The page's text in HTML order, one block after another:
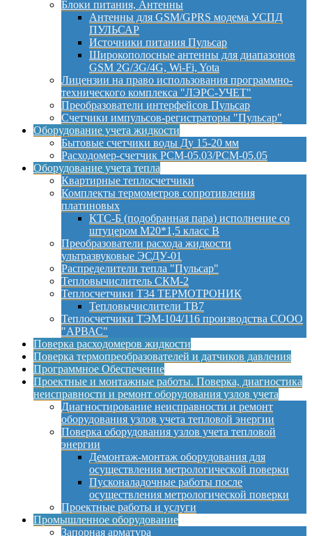
Блоки питания, Антенны
Антенны для GSM/GPRS модема УСПД
ПУЛЬСАР
Источники питания Пульсар
Широкополосные антенны для диапазонов
GSM 2G/3G/4G, Wi-Fi, Yota
Лицензии на право использования программно-
технического комплекса "ЛЭРС-УЧЕТ"
Преобразователи интерфейсов Пульсар
Счетчики импульсов-регистраторы "Пульсар"
Оборудование учета жидкости
Бытовые счетчики воды Ду 15-20 мм
Расходомер-счетчик РСМ-05.03/РСМ-05.05
Оборудование учета тепла
Квартирные теплосчетчики
Комплекты термометров сопротивления
платиновых
КТС-Б (подобранная пара) исполнение со
штуцером М20*1,5 класс B
Преобразователи расхода жидкости
ультразвуковые ЭСДУ-01
Распределители тепла "Пульсар"
Тепловычислитель СКМ-2
Теплосчетчики Т34 ТЕРМОТРОНИК
Тепловычислители ТВ7
Теплосчетчики ТЭМ-104/116 производства СООО
"АРВАС"
Поверка расходомеров жидкости
Поверка термопреобразователей и датчиков давления
Программное Обеспечение
Проектные и монтажные работы. Поверка, диагностика
неисправности и ремонт оборудования узлов учета
Диагностирование неисправности и ремонт
оборудования узлов учета тепловой энергии
Поверка оборудования узлов учета тепловой
энергии
Демонтаж-монтаж оборудования для
осуществления метрологической поверки
Пусконаладочные работы после
осуществления метрологической поверки
Проектные работы и услуги
Промышленное оборудование
Запорная арматура